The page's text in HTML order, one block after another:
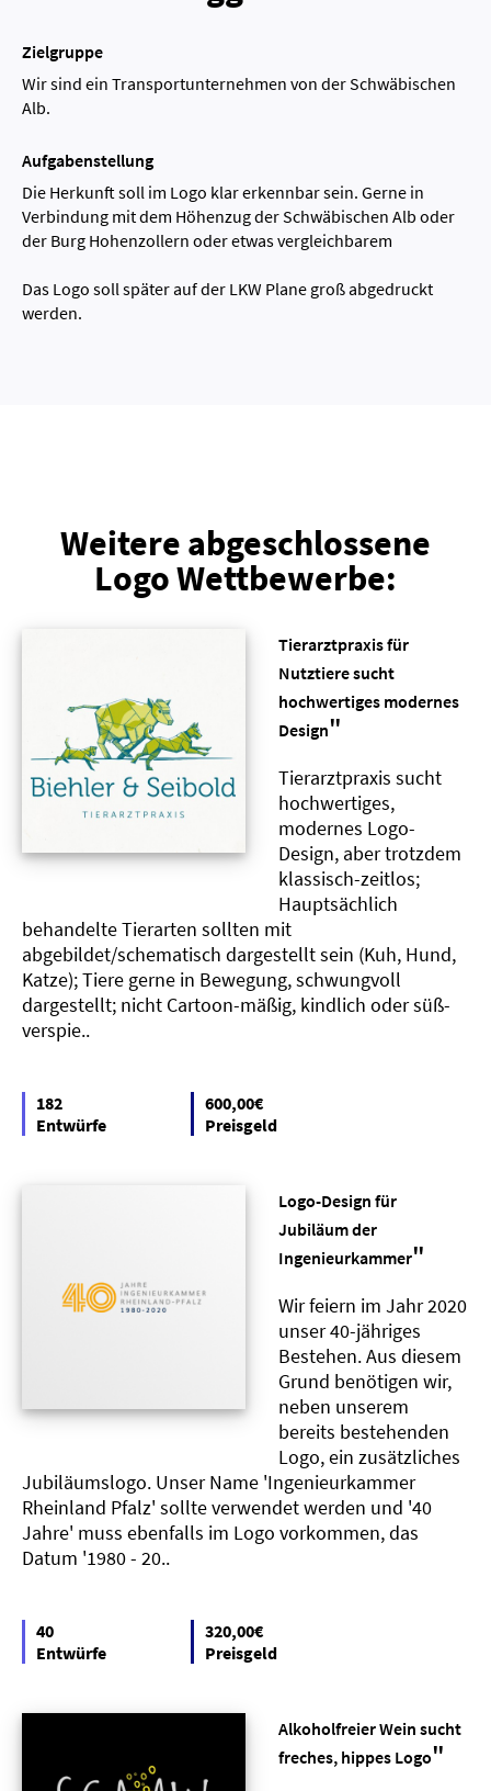
Zielgruppe
Wir sind ein Transportunternehmen von der Schwäbischen
Alb.
Aufgabenstellung
Die Herkunft soll im Logo klar erkennbar sein. Gerne in
Verbindung mit dem Höhenzug der Schwäbischen Alb oder
der Burg Hohenzollern oder etwas vergleichbarem
Das Logo soll später auf der LKW Plane groß abgedruckt
werden.
Weitere abgeschlossene
Logo Wettbewerbe:
Tierarztpraxis für
Nutztiere sucht
hochwertiges modernes
Design"
Tierarztpraxis sucht
hochwertiges,
modernes Logo-
Design, aber trotzdem
klassisch-zeitlos;
Hauptsächlich
behandelte Tierarten sollten mit
abgebildet/schematisch dargestellt sein (Kuh, Hund,
Katze); Tiere gerne in Bewegung, schwungvoll
dargestellt; nicht Cartoon-mäßig, kindlich oder süß-
verspie..
182
Entwürfe
600,00€
Preisgeld
Logo-Design für
Jubiläum der
Ingenieurkammer"
Wir feiern im Jahr 2020
unser 40-jähriges
Bestehen. Aus diesem
Grund benötigen wir,
neben unserem
bereits bestehenden
Logo, ein zusätzliches
Jubiläumslogo. Unser Name 'Ingenieurkammer
Rheinland Pfalz' sollte verwendet werden und '40
Jahre' muss ebenfalls im Logo vorkommen, das
Datum '1980 - 20..
40
Entwürfe
320,00€
Preisgeld
Alkoholfreier Wein sucht
freches, hippes Logo"